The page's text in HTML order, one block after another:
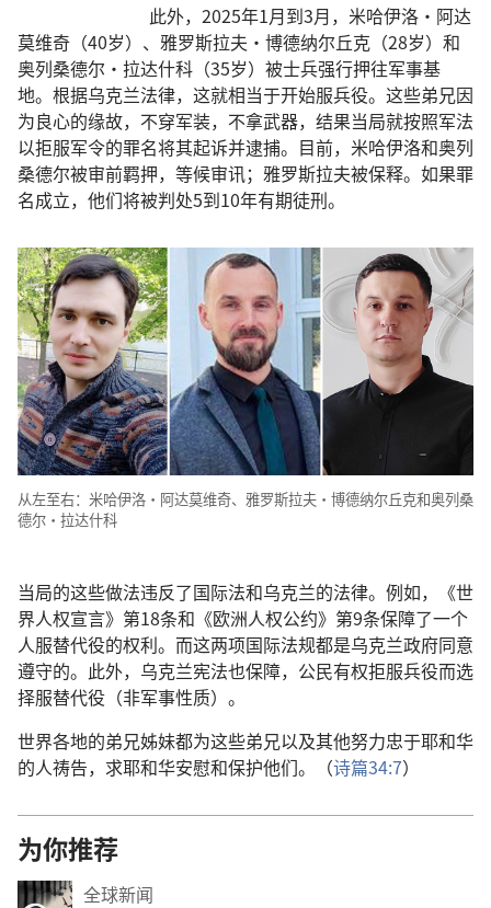
此外，2025年1月到3月，米哈伊洛·阿达
莫维奇（40岁）、雅罗斯拉夫·博德纳尔丘克（28岁）和
奥列桑德尔·拉达什科（35岁）被士兵强行押往军事基
地。根据乌克兰法律，这就相当于开始服兵役。这些弟兄因
为良心的缘故，不穿军装，不拿武器，结果当局就按照军法
以拒服军令的罪名将其起诉并逮捕。目前，米哈伊洛和奥列
桑德尔被审前羁押，等候审讯；雅罗斯拉夫被保释。如果罪
名成立，他们将被判处5到10年有期徒刑。
从左至右：米哈伊洛·阿达莫维奇、雅罗斯拉夫·博德纳尔丘克和奥列桑
德尔·拉达什科
当局的这些做法违反了国际法和乌克兰的法律。例如，《世
界人权宣言》第18条和《欧洲人权公约》第9条保障了一个
人服替代役的权利。而这两项国际法规都是乌克兰政府同意
遵守的。此外，乌克兰宪法也保障，公民有权拒服兵役而选
择服替代役（非军事性质）。
世界各地的弟兄姊妹都为这些弟兄以及其他努力忠于耶和华
的人祷告，求耶和华安慰和保护他们。（诗篇34:7）
为你推荐
全球新闻